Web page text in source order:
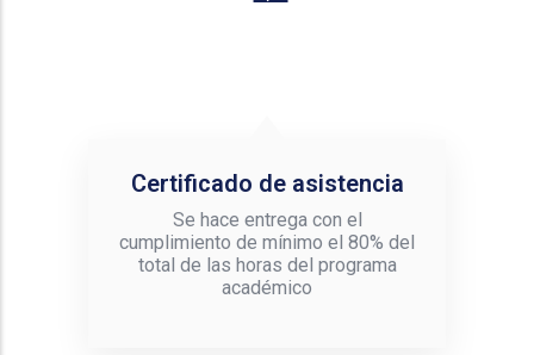
Certificado de asistencia
Se hace entrega con el
cumplimiento de mínimo el 80% del
total de las horas del programa
académico